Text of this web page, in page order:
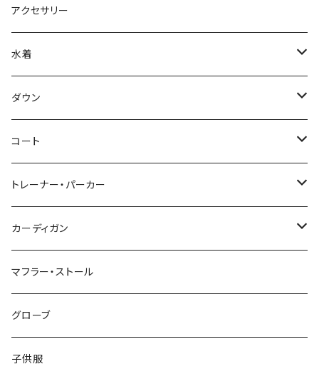
アクセサリー
水着
～44/S
46/M
48/L
50/XL～
ダウン
～44/S
46/M
48/L
50/XL～
コート
～44/S
46/M
48/L
50/XL～
トレーナー・パーカー
～44/S
46/M
48/L
50/XL～
カーディガン
～44/S
46/M
48/L
マフラー・ストール
グローブ
子供服